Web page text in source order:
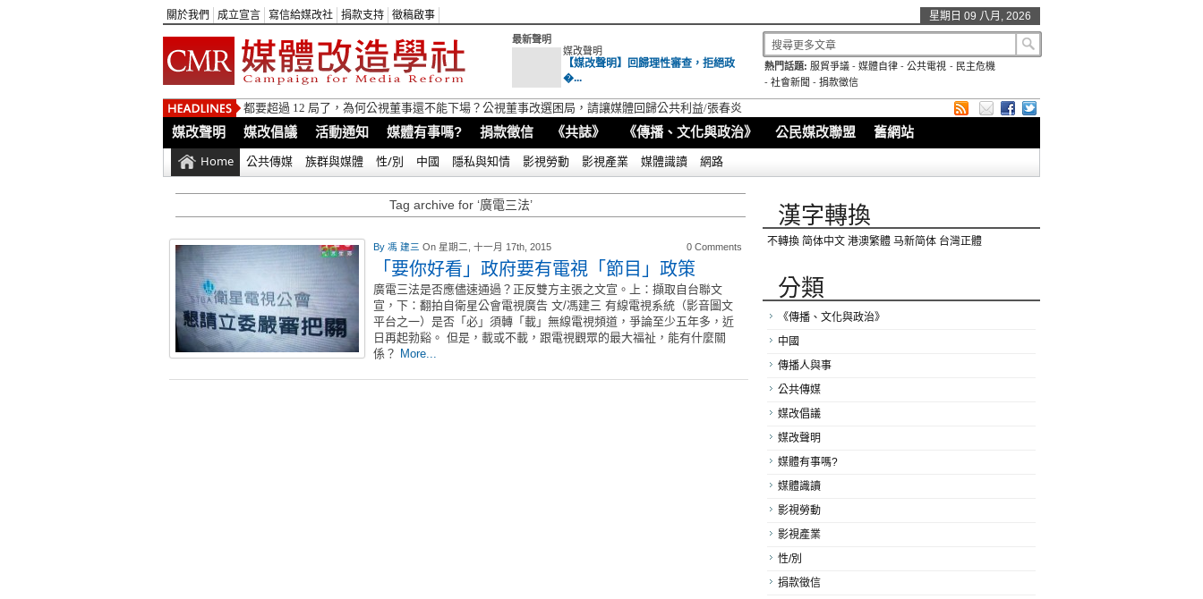
關於我們 成立宣言 寫信給媒改社 捐款支持 徵稿啟事 星期日 09 八月, 2026
最新聲明
媒改聲明
【媒改聲明】回歸理性審查，拒絕政
�...
熱門話題: 服貿爭議 -媒體自律 -公共電視 - 民主危機
- 社會新聞 - 捐款徵信
都要超過 12 局了，為何公視董事還不能下場？公視董事改選困局，請讓媒體回歸公共利益/張春炎
媒改聲明 媒改倡議 活動通知 媒體有事嗎? 捐款徵信 《共誌》 《傳播、文化與政治》 公民媒改聯盟 舊網站
Home 公共傳媒 族群與媒體 性/別 中國 隱私與知情 影視勞動 影視產業 媒體識讀 網路
Tag archive for ‘廣電三法’
By 馮 建三 On 星期二, 十一月 17th, 2015 0 Comments
「要你好看」政府要有電視「節目」政策
廣電三法是否應儘速通過？正反雙方主張之文宣。上：擷取自台聯文
宣，下：翻拍自衛星公會電視廣告 文/馮建三 有線電視系統（影音圖文
平台之一）是否「必」須轉「載」無線電視頻道，爭論至少五年多，近
日再起勃谿。 但是，載或不載，跟電視觀眾的最大福祉，能有什麼關
係？ More...
漢字轉換
不轉換 简体中文 港澳繁體 马新简体 台灣正體
分類
《傳播、文化與政治》
中國
傳播人與事
公共傳媒
媒改倡議
媒改聲明
媒體有事嗎?
媒體識讀
影視勞動
影視產業
性/別
捐款徵信